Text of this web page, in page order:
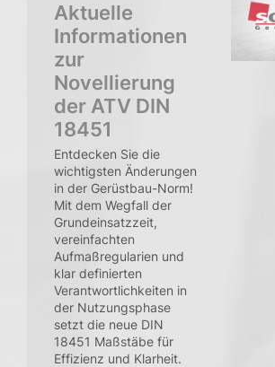
Aktuelle
Informationen
zur
Novellierung
der ATV DIN
18451
Entdecken Sie die
wichtigsten Änderungen
in der Gerüstbau-Norm!
Mit dem Wegfall der
Grundeinsatzzeit,
vereinfachten
Aufmaßregularien und
klar definierten
Verantwortlichkeiten in
der Nutzungsphase
setzt die neue DIN
18451 Maßstäbe für
Effizienz und Klarheit.